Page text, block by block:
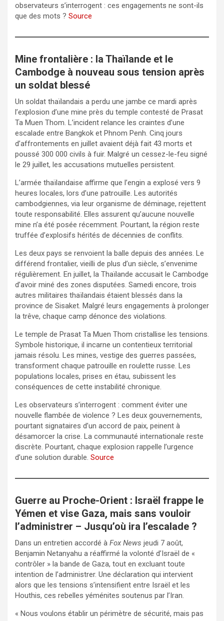
observateurs s’interrogent : ces engagements ne sont-ils
que des mots ? Source
Mine frontalière : la Thaïlande et le
Cambodge à nouveau sous tension après
un soldat blessé
Un soldat thaïlandais a perdu une jambe ce mardi après
l’explosion d’une mine près du temple contesté de Prasat
Ta Muen Thom. L’incident relance les craintes d’une
escalade entre Bangkok et Phnom Penh. Cinq jours
d’affrontements en juillet avaient déjà fait 43 morts et
poussé 300 000 civils à fuir. Malgré un cessez-le-feu signé
le 29 juillet, les accusations mutuelles persistent.
L’armée thaïlandaise affirme que l’engin a explosé vers 9
heures locales, lors d’une patrouille. Les autorités
cambodgiennes, via leur organisme de déminage, rejettent
toute responsabilité. Elles assurent qu’aucune nouvelle
mine n’a été posée récemment. Pourtant, la région reste
truffée d’explosifs hérités de décennies de conflits.
Les deux pays se renvoient la balle depuis des années. Le
différend frontalier, vieilli de plus d’un siècle, s’envenime
régulièrement. En juillet, la Thaïlande accusait le Cambodge
d’avoir miné des zones disputées. Samedi encore, trois
autres militaires thaïlandais étaient blessés dans la
province de Sisaket. Malgré leurs engagements à prolonger
la trêve, chaque camp dénonce des violations.
Le temple de Prasat Ta Muen Thom cristallise les tensions.
Symbole historique, il incarne un contentieux territorial
jamais résolu. Les mines, vestige des guerres passées,
transforment chaque patrouille en roulette russe. Les
populations locales, prises en étau, subissent les
conséquences de cette instabilité chronique.
Les observateurs s’interrogent : comment éviter une
nouvelle flambée de violence ? Les deux gouvernements,
pourtant signataires d’un accord de paix, peinent à
désamorcer la crise. La communauté internationale reste
discrète. Pourtant, chaque explosion rappelle l’urgence
d’une solution durable. Source
Guerre au Proche-Orient : Israël frappe le
Yémen et vise Gaza, mais sans vouloir
l’administrer – Jusqu’où ira l’escalade ?
Dans un entretien accordé à Fox News jeudi 7 août,
Benjamin Netanyahu a réaffirmé la volonté d’Israël de «
contrôler » la bande de Gaza, tout en excluant toute
intention de l’administrer. Une déclaration qui intervient
alors que les tensions s’intensifient entre Israël et les
Houthis, ces rebelles yéménites soutenus par l’Iran.
« Nous voulons établir un périmètre de sécurité, mais pas